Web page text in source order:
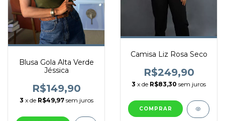
Blusa Gola Alta Verde
Jéssica
R$149,90
3 x de R$49,97 sem juros
Camisa Liz Rosa Seco
R$249,90
3 x de R$83,30 sem juros
COMPRAR